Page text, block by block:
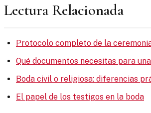
Lectura Relacionada
Protocolo completo de la
Qué documentos necesitas para
Boda civil o religiosa: diferencias
El papel de los testigos en la boda